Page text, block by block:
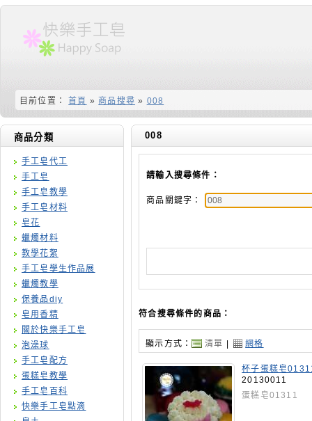
目前位置： 首頁 » 商品搜尋 » 008
商品分類
手工皂代工
手工皂
手工皂教學
手工皂材料
皂花
蠟燭材料
教學花絮
手工皂學生作品展
蠟燭教學
保養品diy
皂用香精
關於快樂手工皂
泡澡球
手工皂配方
蛋糕皂教學
手工皂百科
快樂手工皂點滴
008
請輸入搜尋條件：
商品關鍵字：
符合搜尋條件的商品：
顯示方式： 清單 網格
杯子蛋糕皂
20130011
蛋糕皂01311